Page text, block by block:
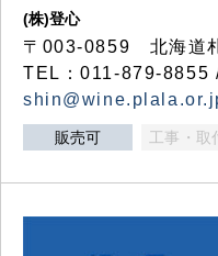
(株)登心
〒003-0859 北海道
TEL：011-879-8855
販売可 工事・取